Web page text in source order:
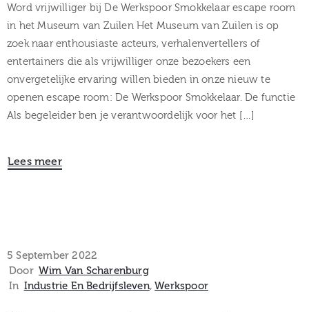
Word vrijwilliger bij De Werkspoor Smokkelaar escape room
in het Museum van Zuilen Het Museum van Zuilen is op
zoek naar enthousiaste acteurs, verhalenvertellers of
entertainers die als vrijwilliger onze bezoekers een
onvergetelijke ervaring willen bieden in onze nieuw te
openen escape room: De Werkspoor Smokkelaar. De functie
Als begeleider ben je verantwoordelijk voor het […]
Lees meer
5 September 2022
Door Wim Van Scharenburg
In Industrie En Bedrijfsleven‚Werkspoor